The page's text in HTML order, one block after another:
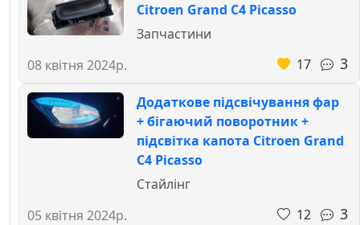
Citroen Grand C4 Picasso
08 квітня 2024р.
Запчастини
17
3
Додаткове підсвічування фар
+ бігаючий поворотник +
підсвітка капота Citroen Grand
C4 Picasso
05 квітня 2024р.
Стайлінг
12
3